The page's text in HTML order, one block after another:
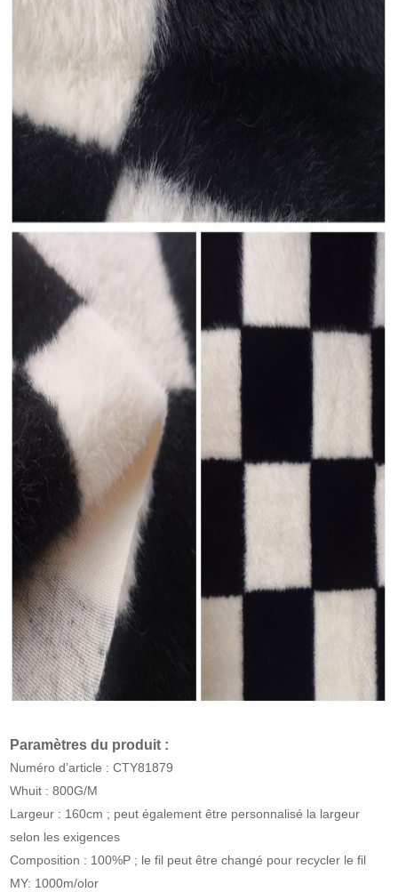
Paramètres du produit :
Numéro d’article : CTY81879
Whuit : 800G/M
Largeur : 160cm ; peut également être personnalisé la largeur
selon les exigences
Composition : 100%P ; le fil peut être changé pour recycler le fil
MY: 1000m/olor